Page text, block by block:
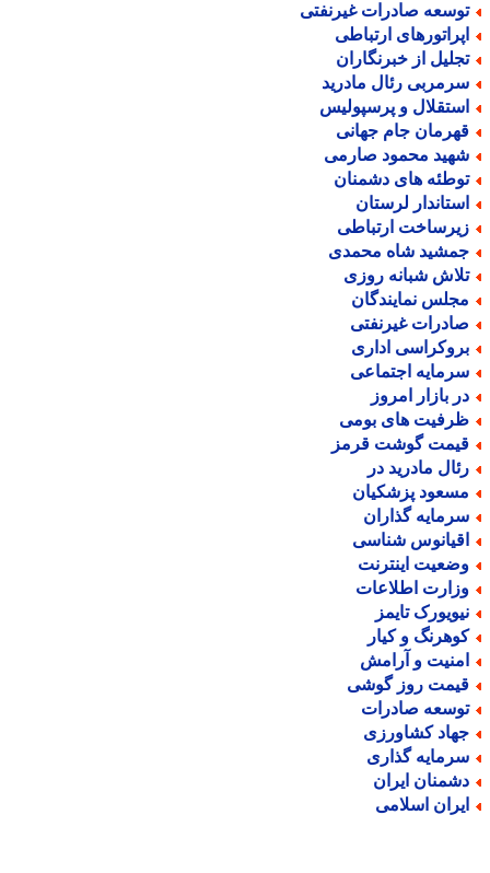
صادرات غیرنفتی
ارتباطی
از خبرنگاران
رئال مادرید
و پرسپولیس
جام جهانی
محمود صارمی
های دشمنان
لرستان
ارتباطی
شاه محمدی
شبانه روزی
نمایندگان
غیرنفتی
اداری
اجتماعی
بازار امروز
های بومی
گوشت قرمز
مادرید در
پزشکیان
گذاران
شناسی
اینترنت
اطلاعات
تایمز
و کیار
و آرامش
روز گوشی
صادرات
کشاورزی
گذاری
ایران
اسلامی